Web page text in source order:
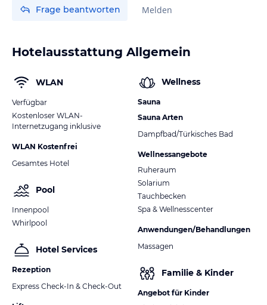
Frage beantworten Melden
Hotelausstattung Allgemein
WLAN
Verfügbar
Kostenloser WLAN-
Internetzugang inklusive
WLAN Kostenfrei
Gesamtes Hotel
Pool
Innenpool
Whirlpool
Hotel Services
Rezeption
Express Check-In & Check-Out
Wellness
Sauna
Sauna Arten
Dampfbad/Türkisches Bad
Wellnessangebote
Ruheraum
Solarium
Tauchbecken
Spa & Wellnesscenter
Anwendungen/Behandlungen
Massagen
Familie & Kinder
Angebot für Kinder